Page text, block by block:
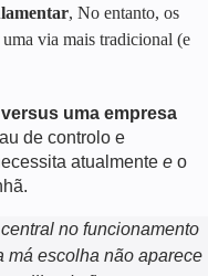
, No entanto, os
via mais tradicional (e
uma empresa
de controlo e
atualmente e o
no funcionamento
má escolha não aparece